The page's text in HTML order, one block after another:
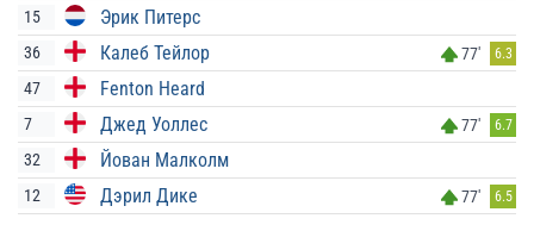
15 Эрик Питерс
36 Калеб Тейлор 77' 6.3
47 Fenton Heard
7 Джед Уоллес 77' 6.7
32 Йован Малколм
12 Дэрил Дике 77' 6.5